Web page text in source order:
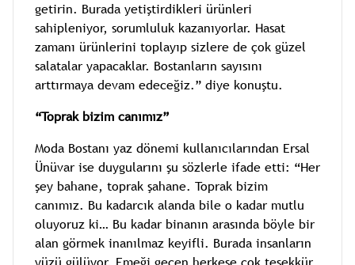
getirin. Burada yetiştirdikleri ürünleri
sahipleniyor, sorumluluk kazanıyorlar. Hasat
zamanı ürünlerini toplayıp sizlere de çok güzel
salatalar yapacaklar. Bostanların sayısını
arttırmaya devam edeceğiz.” diye konuştu.
“Toprak bizim canımız”
Moda Bostanı yaz dönemi kullanıcılarından Ersal
Ünüvar ise duygularını şu sözlerle ifade etti: “Her
şey bahane, toprak şahane. Toprak bizim
canımız. Bu kadarcık alanda bile o kadar mutlu
oluyoruz ki… Bu kadar binanın arasında böyle bir
alan görmek inanılmaz keyifli. Burada insanların